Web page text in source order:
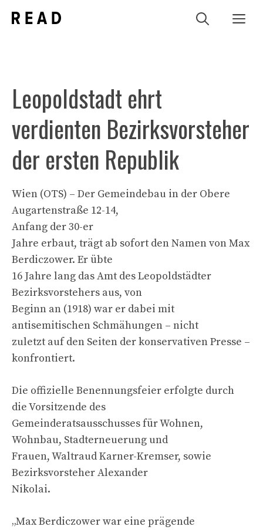
Inhalt
Leopoldstadt ehrt
verdienten Bezirksvorsteher
der ersten Republik
Wien (OTS) – Der Gemeindebau in der Obere
Augartenstraße 12-14,
Anfang der 30-er
Jahre erbaut, trägt ab sofort den Namen von Max
Berdiczower. Er übte
16 Jahre lang das Amt des Leopoldstädter
Bezirksvorstehers aus, von
Beginn an (1918) war er dabei mit
antisemitischen Schmähungen – nicht
zuletzt auf den Seiten der konservativen Presse –
konfrontiert.
Die offizielle Benennungsfeier erfolgte durch
die Vorsitzende des
Gemeinderatsausschusses für Wohnen,
Wohnbau, Stadterneuerung und
Frauen, Waltraud Karner-Kremser, sowie
Bezirksvorsteher Alexander
Nikolai.
„Max Berdiczower war eine prägende